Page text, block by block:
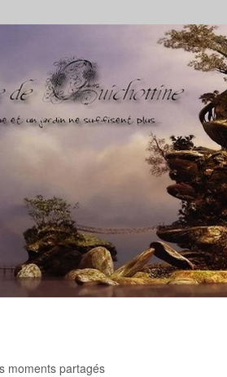
moments partagés